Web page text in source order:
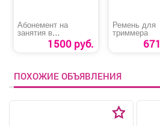
Абонемент на
занятия в
тренажерном зале
для студентов1500 руб.
Ремень для
триммера
671
ПОХОЖИЕ ОБЪЯВЛЕНИЯ